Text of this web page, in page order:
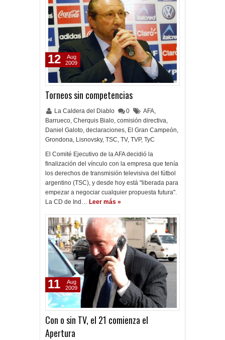
Torneos sin competencias
La Caldera del Diablo 0 AFA,
Barrueco, Cherquis Bialo, comisión directiva,
Daniel Galoto, declaraciones, El Gran Campeón,
Grondona, Lisnovsky, TSC, TV, TVP, TyC
El Comité Ejecutivo de la AFA decidió la
finalización del vínculo con la empresa que tenía
los derechos de transmisión televisiva del fútbol
argentino (TSC), y desde hoy está "liberada para
empezar a negociar cualquier propuesta futura".
La CD de Ind… Leer más »
12
Aug
2009
Con o sin TV, el 21 comienza el
Apertura
11
Aug
2009